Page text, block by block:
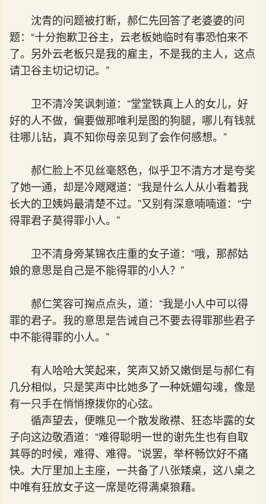
沈青的问题被打断，郝仁先回答了老婆婆的问
题：“十分抱歉卫谷主，云老板她临时有事恐怕来不
了。另外云老板只是我的雇主，不是我的主人，这点
请卫谷主切记切记。”
卫不清冷笑讽刺道：“堂堂铁真上人的女儿，好
好的人不做，偏要做那唯利是图的狗腿，哪儿有钱就
往哪儿钻，真不知你母亲见到了会作何感想。”
郝仁脸上不见丝毫怒色，似乎卫不清方才是夸奖
了她一通，却是冷飕飕道：“我是什么人从小看着我
长大的卫姨妈最清楚不过。”又别有深意喃喃道：“宁
得罪君子莫得罪小人。”
卫不清身旁某锦衣庄重的女子道：“哦，那郝姑
娘的意思是自己是不能得罪的小人？”
郝仁笑容可掬点点头，道：“我是小人中可以得
罪的君子。我的意思是告诫自己不要去得罪那些君子
中不能得罪的小人。”
有人哈哈大笑起来，笑声又娇又嫩倒是与郝仁有
几分相似，只是笑声中比她多了一种妩媚勾魂，像是
有一只手在悄悄撩拨你的心弦。
循声望去，便瞧见一个散发敞襟、狂态毕露的女
子向这边敬酒道：“难得聪明一世的谢先生也有自取
其辱的时候，难得、难得。”说罢，举杯畅饮好不痛
快。大厅里加上主座，一共备了八张矮桌，这八桌之
中唯有狂放女子这一席是吃得满桌狼藉。